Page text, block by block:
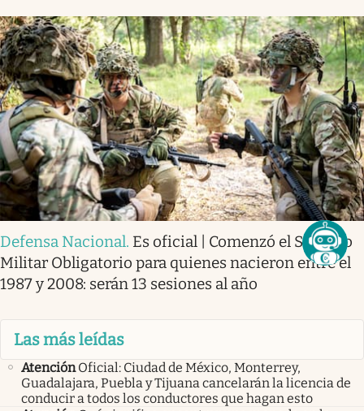
Defensa Nacional. Es oficial | Comenzó el Servicio
Militar Obligatorio para quienes nacieron entre el
1987 y 2008: serán 13 sesiones al año
Las más leídas
Atención Oficial: Ciudad de México, Monterrey,
Guadalajara, Puebla y Tijuana cancelarán la licencia de
conducir a todos los conductores que hagan esto